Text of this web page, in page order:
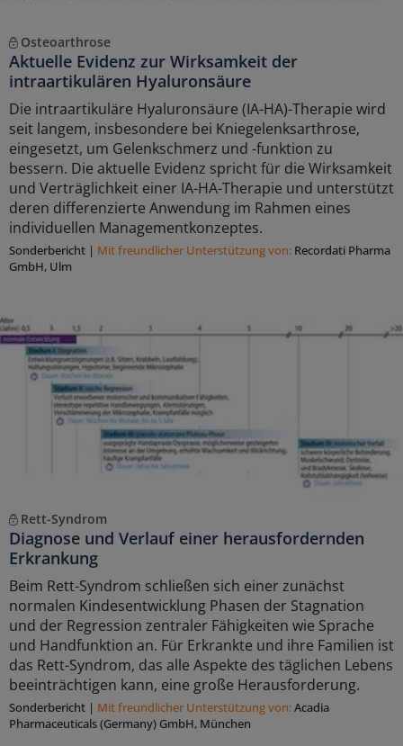
Osteoarthrose
Aktuelle Evidenz zur Wirksamkeit der
intraartikulären Hyaluronsäure
Die intraartikuläre Hyaluronsäure (IA-HA)-Therapie wird
seit langem, insbesondere bei Kniegelenksarthrose,
eingesetzt, um Gelenkschmerz und -funktion zu
bessern. Die aktuelle Evidenz spricht für die Wirksamkeit
und Verträglichkeit einer IA-HA-Therapie und unterstützt
deren differenzierte Anwendung im Rahmen eines
individuellen Managementkonzeptes.
Sonderbericht | Mit freundlicher Unterstützung von: Recordati Pharma
GmbH, Ulm
Rett-Syndrom
Diagnose und Verlauf einer herausfordernden
Erkrankung
Beim Rett-Syndrom schließen sich einer zunächst
normalen Kindesentwicklung Phasen der Stagnation
und der Regression zentraler Fähigkeiten wie Sprache
und Handfunktion an. Für Erkrankte und ihre Familien ist
das Rett-Syndrom, das alle Aspekte des täglichen Lebens
beeinträchtigen kann, eine große Herausforderung.
Sonderbericht | Mit freundlicher Unterstützung von:Acadia
Pharmaceuticals (Germany) GmbH, München